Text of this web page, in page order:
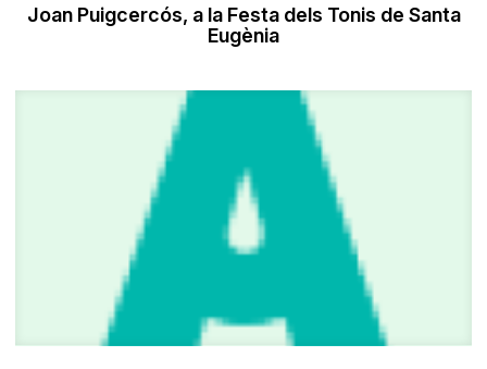
Joan Puigcercós, a la Festa dels Tonis de Santa
Eugènia